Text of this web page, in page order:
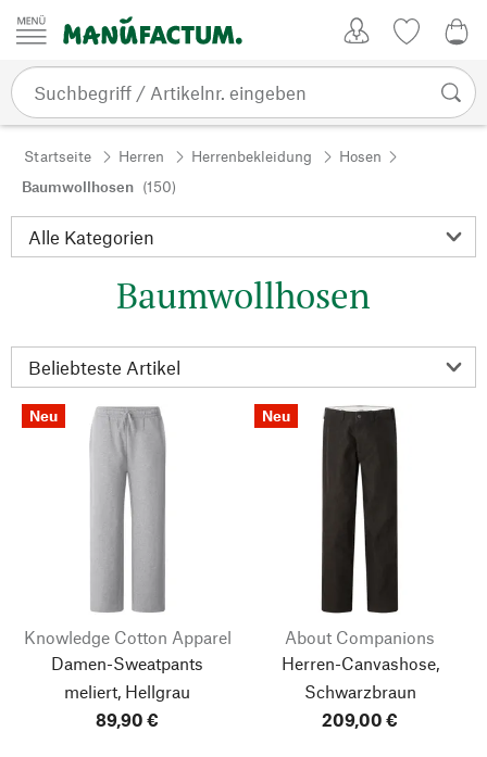
Zum Inhalt springen
Startseite Herren Herrenbekleidung
Hosen
Baumwollhosen (150)
Baumwollhosen
Neu
Knowledge Cotton Apparel
Damen-Sweatpants
meliert, Hellgrau
89,90 €
Neu
About Companions
Herren-Canvashose,
Schwarzbraun
209,00 €